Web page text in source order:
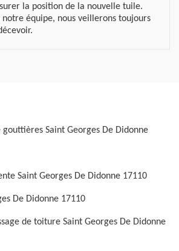
la position de la nouvelle tuile.
notre équipe, nous veillerons toujours
gouttières Saint Georges De Didonne
Saint Georges De Didonne 17110
De Didonne 17110
de toiture Saint Georges De Didonne